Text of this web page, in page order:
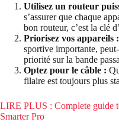
Utilisez un routeur
s’assurer que chaque
bon routeur, c’est la clé
Priorisez vos appareils :
sportive importante,
priorité sur la bande
Optez pour le câble :
filaire est toujours plus
LIRE PLUS : Complete guide
Smarter Pro